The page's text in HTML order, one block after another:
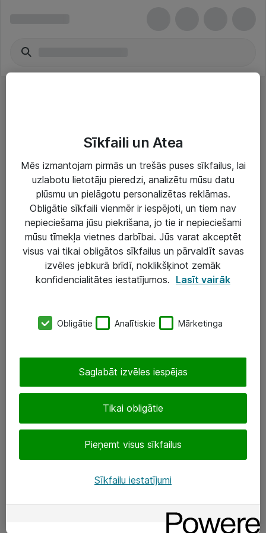
Risinājumi & Pakalpojumi
IT serviss un atbalsts
IT infrastruktūra
Darba vietu IT risinājumi
SIA „ATEA”
+(371) 67 81 90 50
eShop@atea.lv
Sekojiet mums
Sīkfaili un Atea
Mēs izmantojam pirmās un trešās puses sīkfailus, lai
uzlabotu lietotāju pieredzi, analizētu mūsu datu
plūsmu un pielāgotu personalizētas reklāmas.
Obligātie sīkfaili vienmēr ir iespējoti, un tiem nav
nepieciešama jūsu piekrišana, jo tie ir nepieciešami
mūsu tīmekļa vietnes darbībai. Jūs varat akceptēt
visus vai tikai obligātos sīkfailus un pārvaldīt savas
izvēles jebkurā brīdī, noklikšķinot zemāk
konfidencialitātes iestatījumos. Lasīt vairāk
Obligātie Analītiskie Mārketinga
Tikai obligātie
Pieņemt visus sīkfailus
Saglabāt izvēles iespējas
Sīkfailu iestatījumi